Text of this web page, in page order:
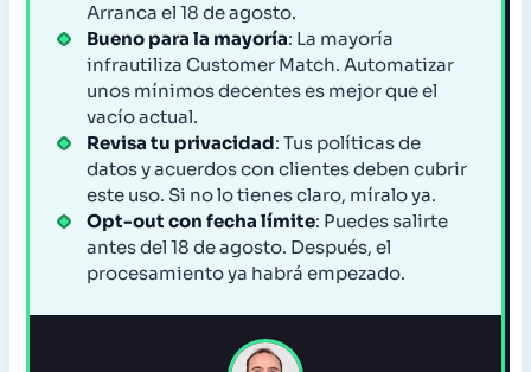
Arranca el 18 de agosto.
Bueno para la mayoría: La mayoría
infrautiliza Customer Match. Automatizar
unos mínimos decentes es mejor que el
vacío actual.
Revisa tu privacidad: Tus políticas de
datos y acuerdos con clientes deben cubrir
este uso. Si no lo tienes claro, míralo ya.
Opt-out con fecha límite: Puedes salirte
antes del 18 de agosto. Después, el
procesamiento ya habrá empezado.